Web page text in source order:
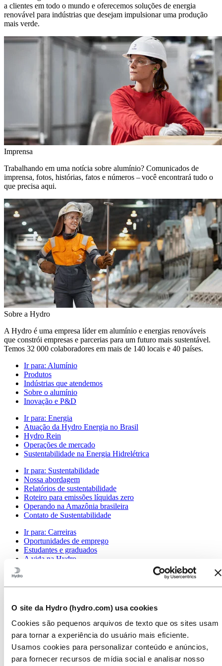
O site da Hydro (hydro.com) usa cookies
Cookies são pequenos arquivos de texto que os sites usam
para tornar a experiência do usuário mais eficiente.
Usamos cookies para personalizar conteúdo e anúncios,
para fornecer recursos de mídia social e analisar nosso
a clientes em todo o mundo e oferecemos soluções de energia
renovável para indústrias que desejam impulsionar uma produção
mais verde.
Imprensa
Trabalhando em uma notícia sobre alumínio? Comunicados de
imprensa, fotos, histórias, fatos e números – você encontrará tudo o
que precisa aqui.
Sobre a Hydro
A Hydro é uma empresa líder em alumínio e energias renováveis
que constrói empresas e parcerias para um futuro mais sustentável.
Temos 32 000 colaboradores em mais de 140 locais e 40 países.
Ir para: Alumínio
Produtos
Indústrias que atendemos
Sobre o alumínio
Inovação e P&D
Ir para: Energia
Atuação da Hydro Energia no Brasil
Hydro Rein
Operações de mercado
Sustentabilidade na Energia Hidrelétrica
Ir para: Sustentabilidade
Nossa abordagem
Relatórios de sustentabilidade
Roteiro para emissões líquidas zero
Operando na Amazônia brasileira
Contato de Sustentabilidade
Ir para: Carreiras
Oportunidades de emprego
Estudantes e graduados
A vida na Hydro
Jornada de recrutamento
Ir para:Investidores
Contatos de investidores
Ir para:Imprensa
Contatos de meios de comunicação
Notícias
Visão geral da Hydro